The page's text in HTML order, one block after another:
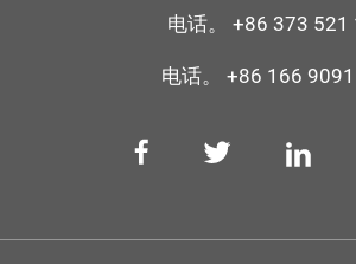
电话。+86 373 521
电话。+86 166